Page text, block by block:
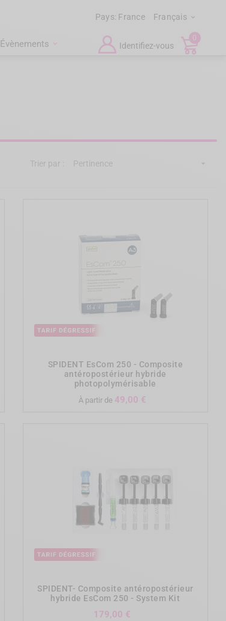
Pays: France Français 
Évènements Identifiez-vous
0
Trier par : Pertinence 
SPIDENT EsCom 250 - Composite
antéropostérieur hybride
photopolymérisable
À partir de 49,00 €
SPIDENT- Composite antéropostérieur
hybride EsCom 250 - System Kit
179,00 €